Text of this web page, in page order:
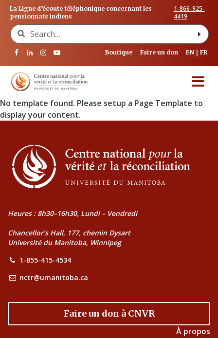
La Ligne d’écoute téléphonique concernant les
pensionnats indiens
1-866-925-
4419
Search for:
Boutique Faire un don EN FR
No template found. Please setup a Page Template to
display your content.
Heures : 8h30–16h30, Lundi – Vendredi
Chancellor’s Hall, 177, chemin Dysart
Université du Manitoba, Winnipeg
1-855-415-4534
nctr@umanitoba.ca
Faire un don à CNVR
À propos